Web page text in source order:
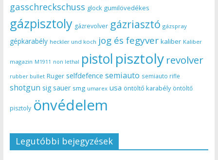
gasschreckschuss glock gumilövedékes
gázpisztoly gázrevolver gázriasztó gázspray
gépkarabély heckler und koch jog és fegyver kaliber Kaliber
magazin M1911 non lethal pistol pisztoly revolver
rubber bullet Ruger selfdefence semiauto semiauto rifle
shotgun sig sauer smg umarex usa öntöltő karabély öntöltő
pisztoly önvédelem
Legutóbbi bejegyzések